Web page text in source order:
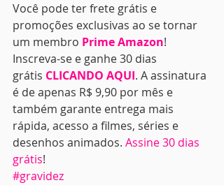
Você pode ter frete grátis e
promoções exclusivas ao se tornar
um membro Prime Amazon!
Inscreva-se e ganhe 30 dias
grátis CLICANDO AQUI. A assinatura
é de apenas R$ 9,90 por mês e
também garante entrega mais
rápida, acesso a filmes, séries e
desenhos animados. Assine 30 dias
grátis!
#gravidez